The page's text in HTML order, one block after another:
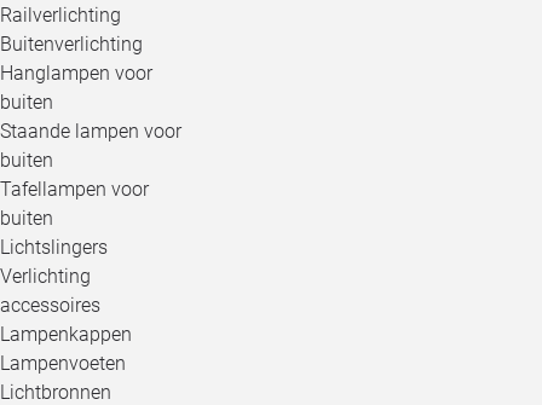
Railverlichting
Buitenverlichting
Hanglampen voor
buiten
Staande lampen voor
buiten
Tafellampen voor
buiten
Lichtslingers
Verlichting
accessoires
Lampenkappen
Lampenvoeten
Lichtbronnen